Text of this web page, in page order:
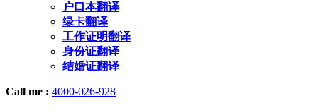
户口本翻译
绿卡翻译
工作证明翻译
身份证翻译
结婚证翻译
Call me : 4000-026-928